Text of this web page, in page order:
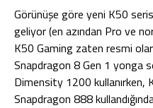
Görünüşe göre yeni K50
geliyor (en azından Pro ve
K50 Gaming zaten resmi
Snapdragon 8 Gen 1 yonga
Dimensity 1200
Snapdragon 888